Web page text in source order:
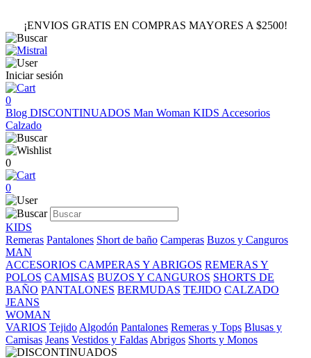
¡ENVIOS GRATIS EN COMPRAS MAYORES A $2500!
Iniciar sesión
0
Blog DISCONTINUADOS Man Woman KIDS Accesorios
Calzado
0
0
KIDS
Remeras Pantalones Short de baño Camperas Buzos y Canguros
MAN
ACCESORIOS CAMPERAS Y ABRIGOS REMERAS Y
POLOS CAMISAS BUZOS Y CANGUROS SHORTS DE
BAÑO PANTALONES BERMUDAS TEJIDO CALZADO
JEANS
WOMAN
VARIOS Tejido Algodón Pantalones Remeras y Tops Blusas y
Camisas Jeans Vestidos y Faldas Abrigos Shorts y Monos